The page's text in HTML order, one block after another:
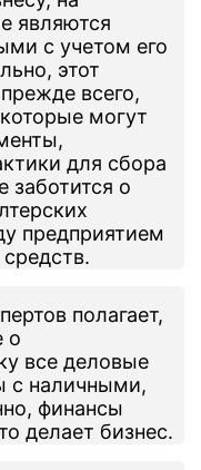
являются
с учетом его
этот
всего,
могут
для сбора
заботится о
предприятием
полагает,
о
все деловые
с наличными,
финансы
делает бизнес.